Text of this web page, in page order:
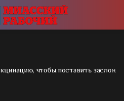
чтобы поставить заслон